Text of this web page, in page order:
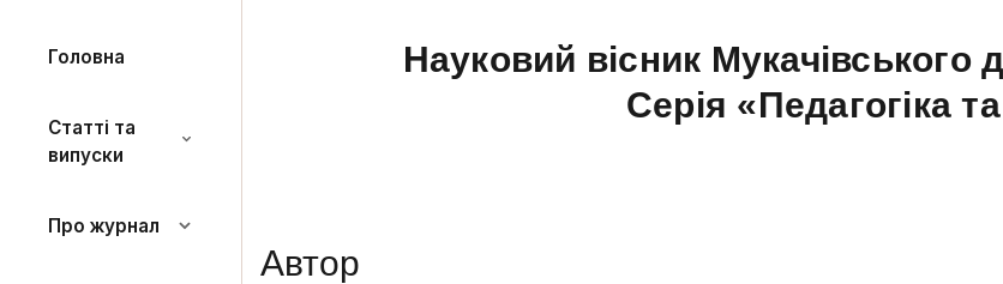
Головна
Статті та
випуски
Про журнал
Науковий вісник Мукачівського
Серія «Педагогіка
Автор